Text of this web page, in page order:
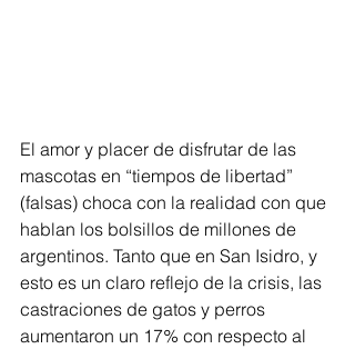
El amor y placer de disfrutar de las
mascotas en “tiempos de libertad”
(falsas) choca con la realidad con que
hablan los bolsillos de millones de
argentinos. Tanto que en San Isidro, y
esto es un claro reflejo de la crisis, las
castraciones de gatos y perros
aumentaron un 17% con respecto al